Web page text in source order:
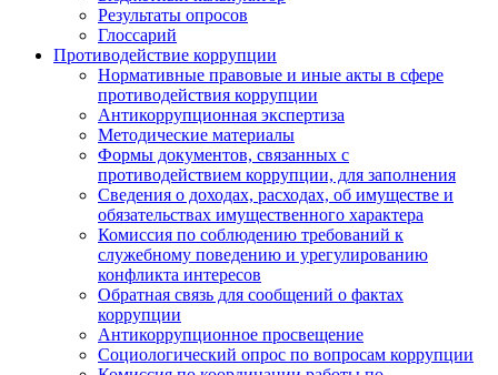
Результаты опросов
Глоссарий
Противодействие коррупции
Нормативные правовые и иные акты в сфере
противодействия коррупции
Антикоррупционная экспертиза
Методические материалы
Формы документов, связанных с
противодействием коррупции, для заполнения
Сведения о доходах, расходах, об имуществе и
обязательствах имущественного характера
Комиссия по соблюдению требований к
служебному поведению и урегулированию
конфликта интересов
Обратная связь для сообщений о фактах
коррупции
Антикоррупционное просвещение
Социологический опрос по вопросам коррупции